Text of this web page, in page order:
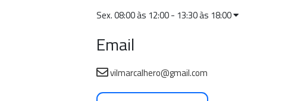
Sex. 08:00 às 12:00 - 13:30 às 18:00
Email
vilmarcalhero@gmail.com